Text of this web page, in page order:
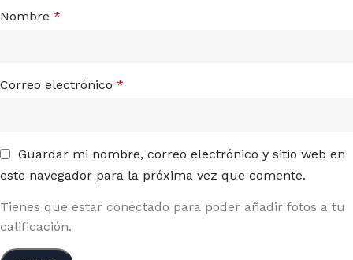
Nombre *
Correo electrónico *
Guardar mi nombre, correo electrónico y sitio web en
este navegador para la próxima vez que comente.
Tienes que estar conectado para poder añadir fotos a tu
calificación.